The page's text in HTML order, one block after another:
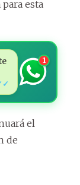
esta
1
el
de